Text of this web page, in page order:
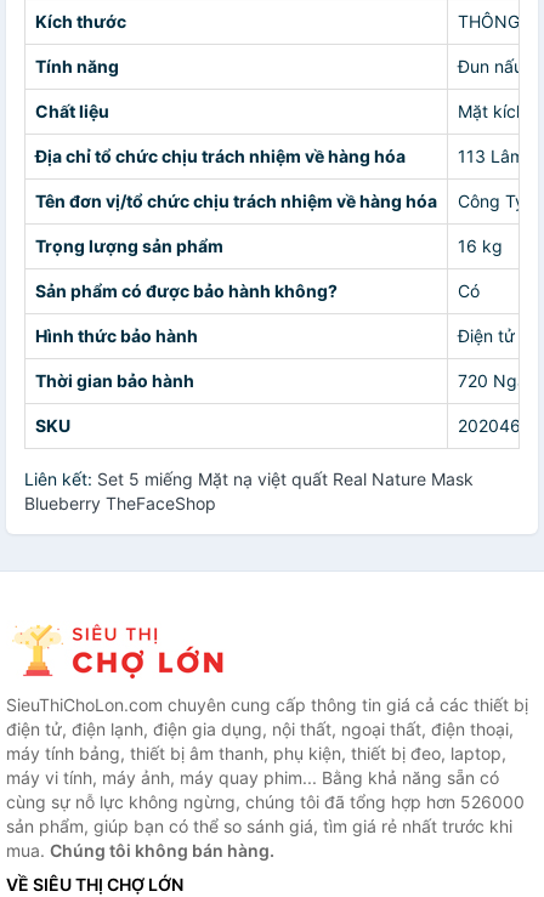
Kích thước THÔNG
Tính năng Đun nấu
Chất liệu Mặt kích
Địa chỉ tổ chức chịu trách nhiệm về hàng hóa 113 Lâm
Tên đơn vị/tổ chức chịu trách nhiệm về hàng hóa Công Ty
Trọng lượng sản phẩm 16 kg
Sản phẩm có được bảo hành không? Có
Hình thức bảo hành Điện tử
Thời gian bảo hành 720 Ngày
SKU
Liên kết: Set 5 miếng Mặt nạ việt quất Real Nature Mask
Blueberry TheFaceShop
SieuThiChoLon.com chuyên cung cấp thông tin giá cả các thiết bị
điện tử, điện lạnh, điện gia dụng, nội thất, ngoại thất, điện thoại,
máy tính bảng, thiết bị âm thanh, phụ kiện, thiết bị đeo, laptop,
máy vi tính, máy ảnh, máy quay phim... Bằng khả năng sẵn có
cùng sự nỗ lực không ngừng, chúng tôi đã tổng hợp hơn 526000
sản phẩm, giúp bạn có thể so sánh giá, tìm giá rẻ nhất trước khi
mua. Chúng tôi không bán hàng.
VỀ SIÊU THỊ CHỢ LỚN